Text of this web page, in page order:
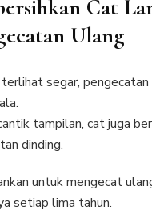
Cat
Ulang
segar, pengecatan
tampilan, cat juga
dinding.
untuk mengecat
setiap lima tahun.